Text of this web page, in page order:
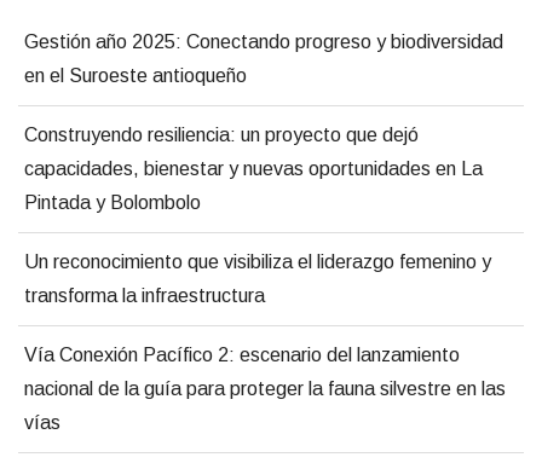
Gestión año 2025: Conectando progreso y biodiversidad
en el Suroeste antioqueño
Construyendo resiliencia: un proyecto que dejó
capacidades, bienestar y nuevas oportunidades en La
Pintada y Bolombolo
Un reconocimiento que visibiliza el liderazgo femenino y
transforma la infraestructura
Vía Conexión Pacífico 2: escenario del lanzamiento
nacional de la guía para proteger la fauna silvestre en las
vías